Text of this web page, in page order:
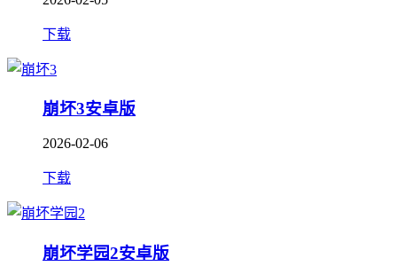
下载
崩坏3安卓版
2026-02-06
下载
崩坏学园2安卓版